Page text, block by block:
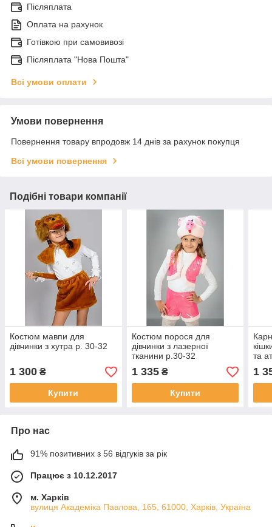
Післяплата
Оплата на рахунок
Готівкою при самовивозі
Післяплата "Нова Пошта"
Всі умови оплати
Умови повернення
Повернення товару впродовж 14 днів за рахунок покупця
Всі умови повернення
Подібні товари компанії
Костюм мавпи для
дівчинки з хутра р. 30-32
1 300 ₴
Купити
Костюм порося для
дівчинки з лазерної
тканини р.30-32
1 335₴
Купити
та
1
Про нас
91% позитивних з 56 відгуків за рік
Працює з 10.12.2017
м. Харків
вулиця Академіка Павлова, 165, 61000, Харків, Україна